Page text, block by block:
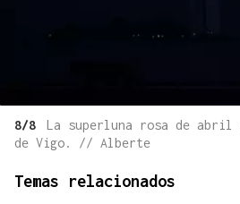
8/8
La superluna rosa de
de Vigo. // Alberte
Temas relacionados